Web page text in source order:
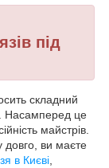
під
складний
Насамперед це
майстрів.
ви маєте
в Києві,